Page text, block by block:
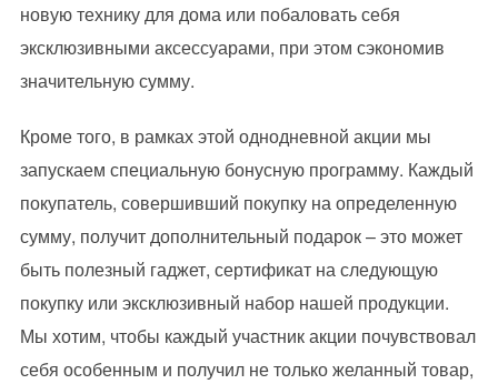
новую технику для дома или побаловать себя
эксклюзивными аксессуарами, при этом сэкономив
значительную сумму.
Кроме того, в рамках этой однодневной акции мы
запускаем специальную бонусную программу. Каждый
покупатель, совершивший покупку на определенную
сумму, получит дополнительный подарок – это может
быть полезный гаджет, сертификат на следующую
покупку или эксклюзивный набор нашей продукции.
Мы хотим, чтобы каждый участник акции почувствовал
себя особенным и получил не только желанный товар,